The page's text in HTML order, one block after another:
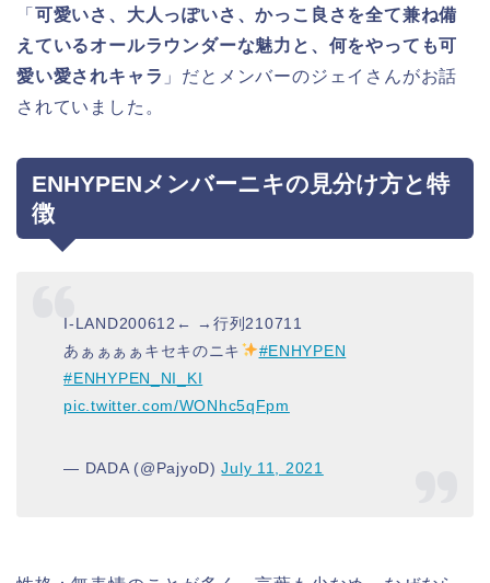
「 可愛いさ、大人っぽいさ、かっこ良さを全て兼ね備
えているオールラウンダーな魅力と、何をやっても可
愛い愛されキャラ 」だとメンバーのジェイさんがお話
されていました。
ENHYPENメンバーニキの見分け方と特
徴
I-LAND200612← →行列210711
あぁぁぁぁキセキのニキ
#ENHYPEN
#ENHYPEN_NI_KI
pic.twitter.com/WONhc5qFpm
— DADA (@PajyoD)July 11, 2021